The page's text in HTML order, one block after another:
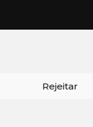
Rejeitar